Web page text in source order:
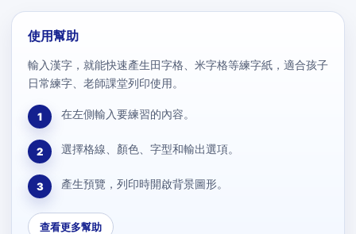
使用幫助
輸入漢字，就能快速產生田字格、米字格等練字紙，適合孩子
日常練字、老師課堂列印使用。
1 在左側輸入要練習的內容。
2 選擇格線、顏色、字型和輸出選項。
3 產生預覽，列印時開啟背景圖形。
查看更多幫助